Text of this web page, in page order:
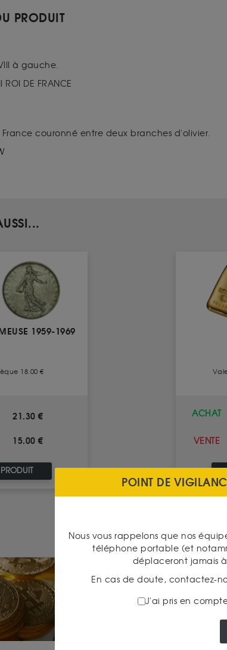
PRODUIT
Louis XVIII à gauche.
ROI DE FRANCE
de France couronné entre
1959-1969
18.00 €
21.30 €
15.00 €
ACHAT
VENTE
POINT DE
Nous vous rappelons que nos
téléphone portable (et
déplaceront jamais
En cas de doute, contactez-
J'ai pris en